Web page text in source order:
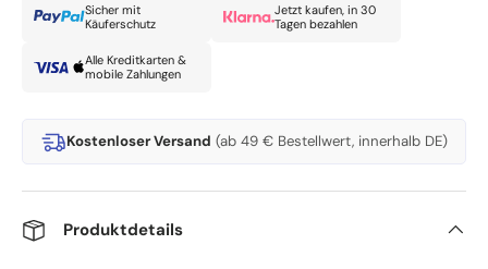
Sicher mit
Käuferschutz
Jetzt kaufen, in 30
Tagen bezahlen
Alle Kreditkarten &
mobile Zahlungen
Kostenloser Versand (ab 49 € Bestellwert, innerhalb DE)
Produktdetails